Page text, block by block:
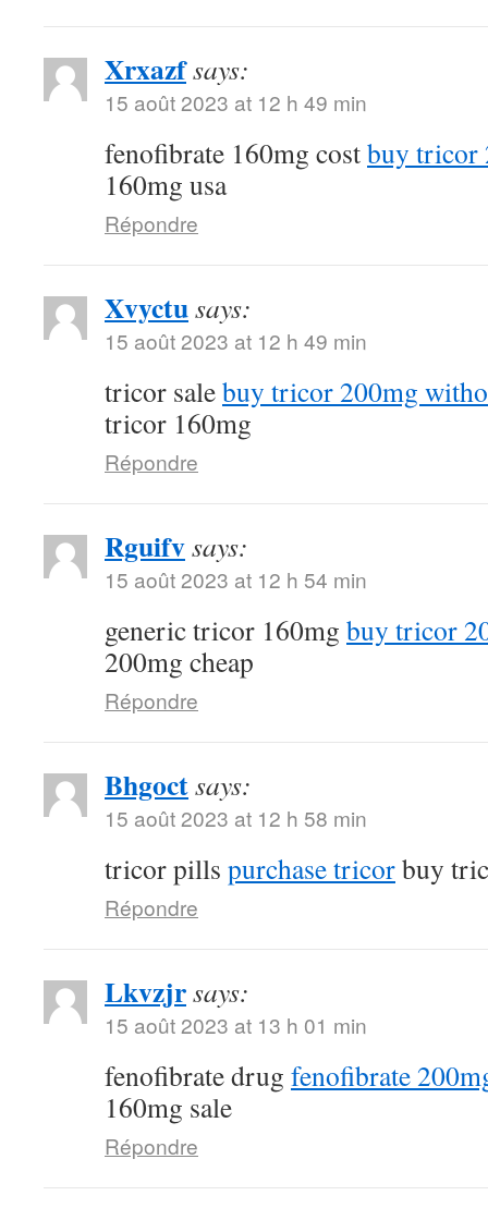
Xrxazfsays:
15 août 2023 at 12 h 49 min
fenofibrate 160mg costbuy tricor
160mg usa
Répondre
Xvyctusays:
15 août 2023 at 12 h 49 min
tricor salebuy tricor 200mg
tricor 160mg
Répondre
Rguifvsays:
15 août 2023 at 12 h 54 min
generic tricor 160mg buy tricor
200mg cheap
Répondre
Bhgoctsays:
15 août 2023 at 12 h 58 min
tricor pills purchase tricorbuy
Répondre
Lkvzjrsays:
15 août 2023 at 13 h 01 min
fenofibrate drug fenofibrate
160mg sale
Répondre